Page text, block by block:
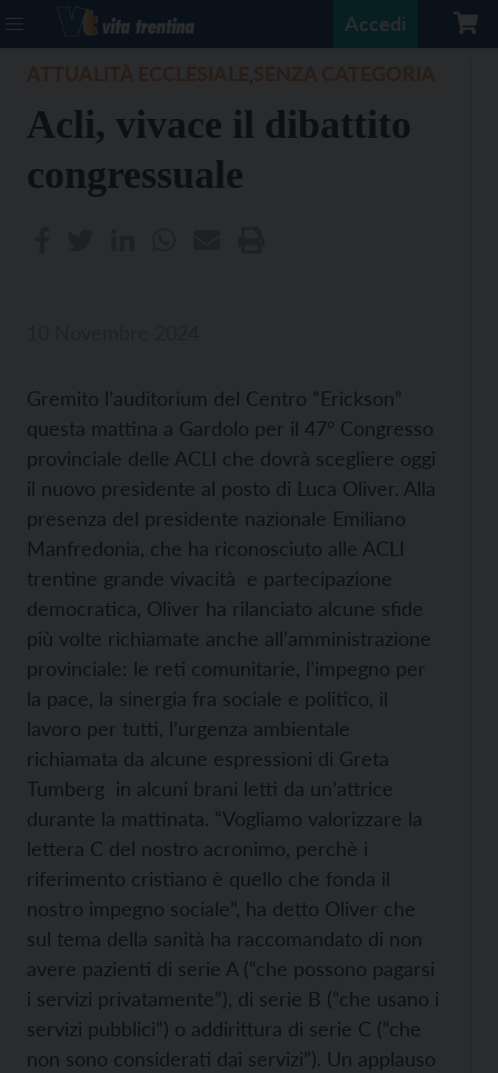
Accedi
,
Acli, vivace il dibattito
congressuale
Gremito l’auditorium del Centro “Erickson”
questa mattina a Gardolo per il 47° Congresso
provinciale delle ACLI che dovrà scegliere oggi
il nuovo presidente al posto di Luca Oliver. Alla
presenza del presidente nazionale Emiliano
Manfredonia, che ha riconosciuto alle ACLI
trentine grande vivacità e partecipazione
democratica, Oliver ha rilanciato alcune sfide
più volte richiamate anche all’amministrazione
provinciale: le reti comunitarie, l’impegno per
la pace, la sinergia fra sociale e politico, il
lavoro per tutti, l’urgenza ambientale
richiamata da alcune espressioni di Greta
Tumberg in alcuni brani letti da un’attrice
durante la mattinata. “Vogliamo valorizzare la
lettera C del nostro acronimo, perchè i
riferimento cristiano è quello che fonda il
nostro impegno sociale”, ha detto Oliver che
sul tema della sanità ha raccomandato di non
avere pazienti di serie A (“che possono pagarsi
i servizi privatamente”), di serie B (“che usano i
servizi pubblici”) o addirittura di serie C (“che
non sono considerati dai servizi”). Un applauso